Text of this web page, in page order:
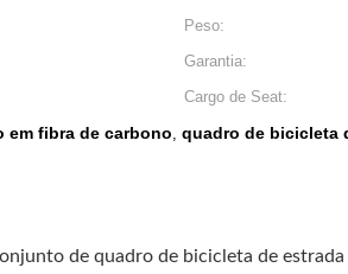
Peso:
Garantia:
Cargo de Seat:
em fibra de carbono, quadro de bicicleta
de quadro de bicicleta de